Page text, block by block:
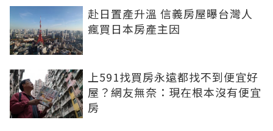
赴日置產升溫 信義房屋曝台灣人
瘋買日本房產主因
上591找買房永遠都找不到便宜好
屋？網友無奈：現在根本沒有便宜
房